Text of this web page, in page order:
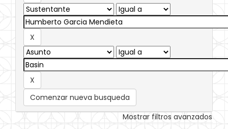
Comenzar nueva busqueda
Mostrar filtros avanzados